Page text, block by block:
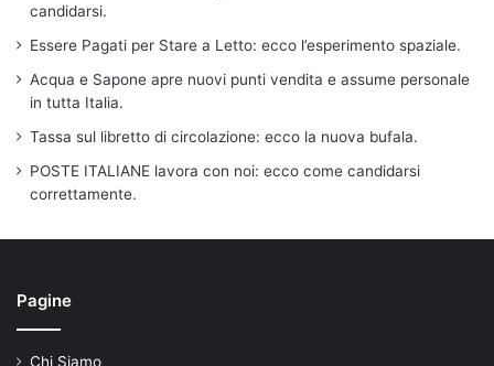
candidarsi.
Essere Pagati per Stare a Letto: ecco l’esperimento spaziale.
Acqua e Sapone apre nuovi punti vendita e assume personale
in tutta Italia.
Tassa sul libretto di circolazione: ecco la nuova bufala.
POSTE ITALIANE lavora con noi: ecco come candidarsi
correttamente.
Pagine
Chi Siamo